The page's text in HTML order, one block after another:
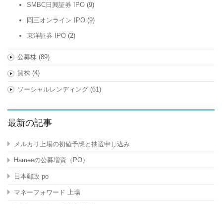
SMBC日興証券 IPO (9)
岡三オンライン IPO (9)
東洋証券 IPO (2)
公募株(89)
貸株(4)
ソーシャルレンディング(61)
最新の記事
メルカリ上場の初値予想と抽選申し込み
Hameeの公募増資（PO）
日本郵政 po
マネーフォワード 上場